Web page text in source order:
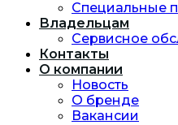
Специальные
Владельцам
Сервисное
Контакты
О компании
Новость
O бренде
Вакансии